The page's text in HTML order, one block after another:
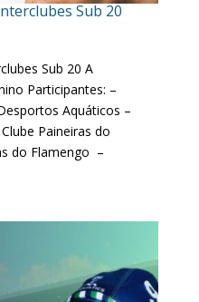
Sub 20
Sub 20 A
Participantes: –
Aquáticos –
Paineiras do
do Flamengo –